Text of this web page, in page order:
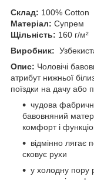
Склад: 100% Cotton
Матеріал: Супрем
Щільність: 160 г/м²
Виробник:
Опис: Чоловічі
атрибут нижньої
поїздки на дачу або
чудова
бавовняний
комфорт і
відмінно лягає
сковує рухи
у холодну пору